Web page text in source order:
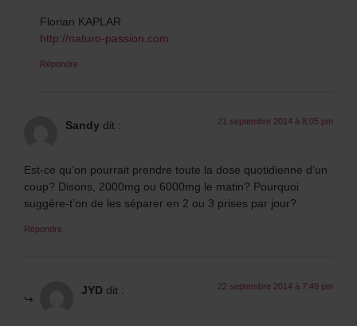
Florian KAPLAR
http://naturo-passion.com
Répondre
Sandy dit : 21 septembre 2014 à 8:05 pm
Est-ce qu’on pourrait prendre toute la dose quotidienne d’un
coup? Disons, 2000mg ou 6000mg le matin? Pourquoi
suggère-t’on de les séparer en 2 ou 3 prises par jour?
Répondre
JYD dit : 22 septembre 2014 à 7:49 pm